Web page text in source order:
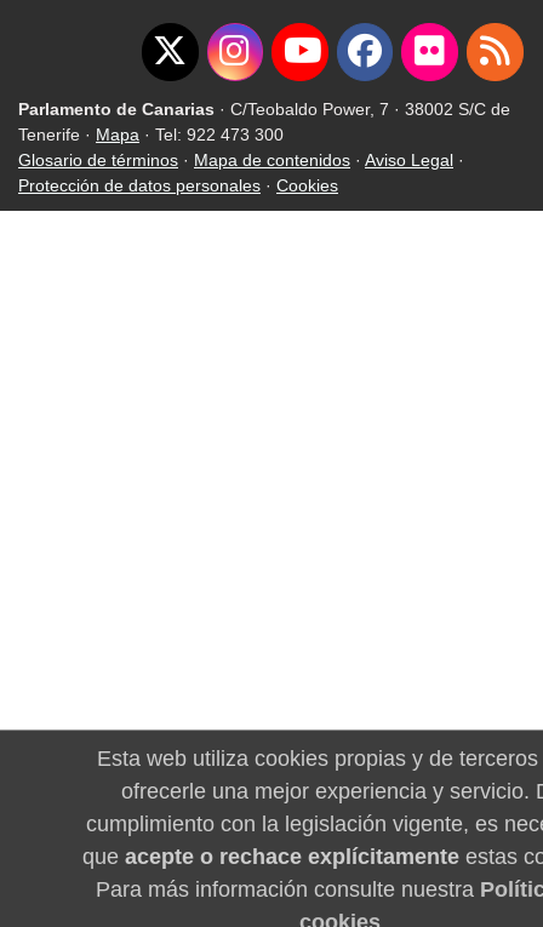
Parlamento de Canarias · C/Teobaldo Power, 7 · 38002 S/C de
Tenerife · Mapa · Tel: 922 473 300
Glosario de términos · Mapa de contenidos · Aviso Legal ·
Protección de datos personales · Cookies
Esta web utiliza cookies propias y de
ofrecerle una mejor experiencia y servicio.
cumplimiento con la legislación vigente, es
que acepte o rechace explícitamenteestas
Para más información consulte nuestra
cookies.